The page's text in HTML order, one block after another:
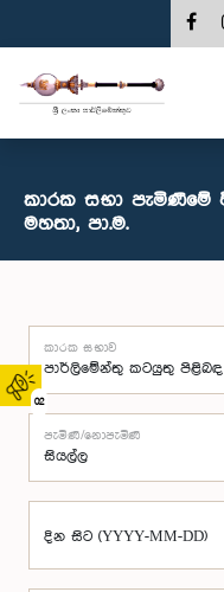
02
කාරක සභා
මහතා, පා.ම.
කාරක සභාව
පැමිණි/නොපැමිණි
දින සිට (YYYY-MM-DD)